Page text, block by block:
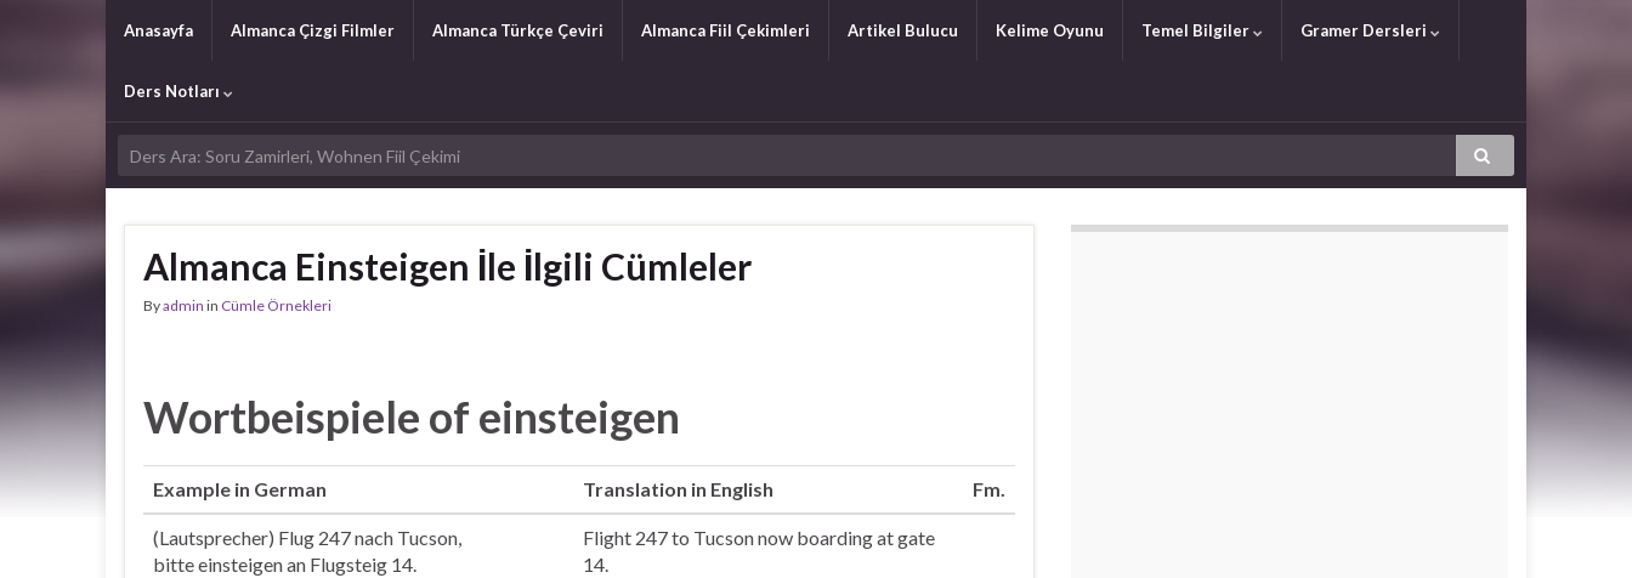
Anasayfa Almanca Çizgi Filmler Almanca Türkçe Çeviri Almanca Fiil Çekimleri Artikel Bulucu Kelime Oyunu Temel Bilgiler Gramer Dersleri
Ders Notları
Almanca Einsteigen İle İlgili Cümleler
Byadmin in Cümle Örnekleri
Wortbeispiele of einsteigen
Example in German Translation in English Fm.
(Lautsprecher) Flug 247 nach Tucson,
bitteeinsteigenan Flugsteig 14.
Flight 247 to Tucson now boarding at gate
14.